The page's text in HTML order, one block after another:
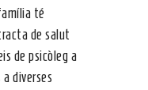
té
de salut
de psicòleg a
diverses